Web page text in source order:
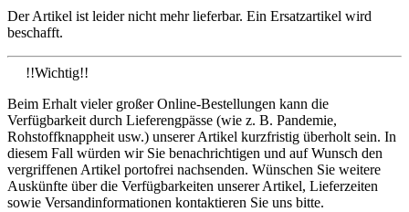
Der Artikel ist leider nicht mehr lieferbar. Ein Ersatzartikel wird
beschafft.
!!Wichtig!!
Beim Erhalt vieler großer Online-Bestellungen kann die
Verfügbarkeit durch Lieferengpässe (wie z. B. Pandemie,
Rohstoffknappheit usw.) unserer Artikel kurzfristig überholt sein. In
diesem Fall würden wir Sie benachrichtigen und auf Wunsch den
vergriffenen Artikel portofrei nachsenden. Wünschen Sie weitere
Auskünfte über die Verfügbarkeiten unserer Artikel, Lieferzeiten
sowie Versandinformationen kontaktieren Sie uns bitte.